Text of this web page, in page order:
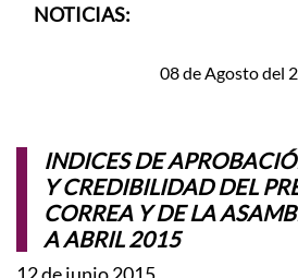
NOTICIAS:
08 de Agosto del
INDICES DE
Y CREDIBILIDAD DEL
CORREA Y DE LA
A ABRIL 2015